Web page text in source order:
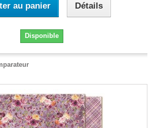
au panier Détails
Disponible